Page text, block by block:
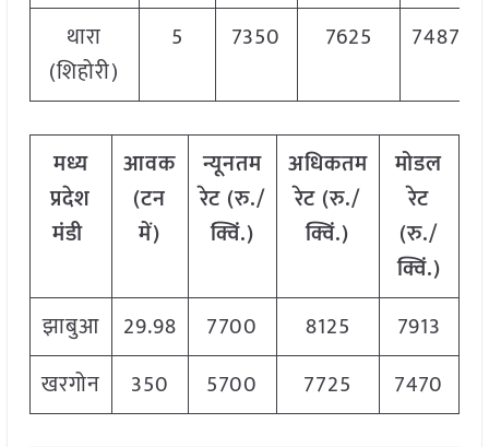
थारा
(शिहोरी)
5 7350 7625 7487.5
मध्य
प्रदेश
मंडी
आवक
(टन
में)
न्यूनतम
रेट (रु./
क्विं.)
अधिकतम
रेट (रु./
क्विं.)
मोडल
रेट
(रु./
क्विं.)
झाबुआ
29.98 7700 8125
7913
खरगोन
350 5700 7725 7470